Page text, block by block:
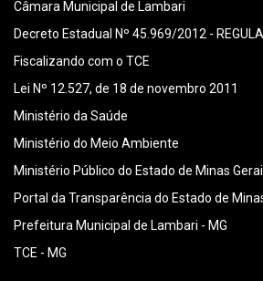
Câmara Municipal de Lambari
Decreto Estadual Nº 45.969/2012 -
Fiscalizando com o TCE
Lei Nº 12.527, de 18 de novembro 2011
Ministério da Saúde
Ministério do Meio Ambiente
Ministério Público do Estado de Minas
Portal da Transparência do Estado de
Prefeitura Municipal de Lambari - MG
TCE - MG